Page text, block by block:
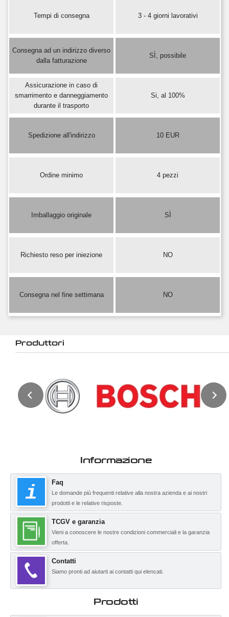
Tempi di consegna 3 - 4 giorni lavorativi
Consegna ad un indirizzo diverso
dalla fatturazione
SÌ, possibile
Assicurazione in caso di
smarrimento e danneggiamento
durante il trasporto
Si, al 100%
Spedizione all'indirizzo 10 EUR
Ordine minimo 4 pezzi
Imballaggio originale SÌ
Richiesto reso per iniezione NO
Consegna nel fine settimana NO
Produttori
Informazione
Faq
Le domande più frequenti relative alla nostra azienda e ai nostri
prodotti e le relative risposte.
TCGV e garanzia
Vieni a conoscere le nostre condizioni commerciali e la garanzia
offerta.
Contatti
Siamo pronti ad aiutarti ai contatti qui elencati.
Prodotti